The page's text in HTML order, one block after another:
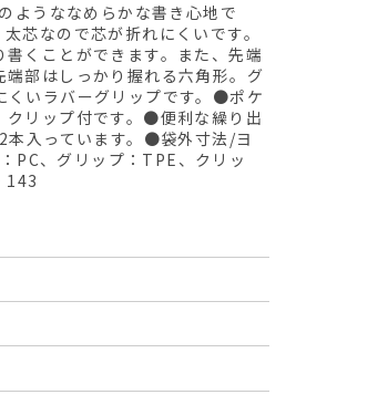
ようななめらかな書き心地で
芯なので芯が折れにくいです。
くことができます。また、先端
部はしっかり握れる六角形。グ
くいラバーグリップです。●ポケ
クリップ付です。●便利な繰り出
入っています。●袋外寸法/ヨ
、グリップ：TPE、クリッ
143